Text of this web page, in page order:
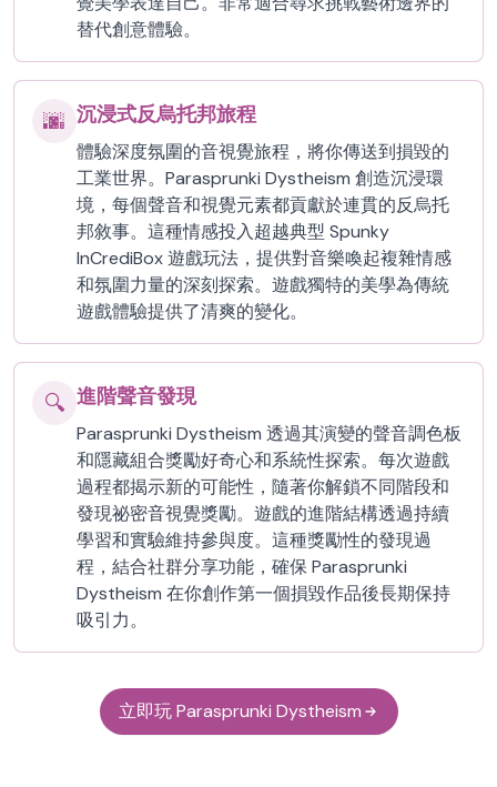
替代創意體驗。
🌆 沉浸式反烏托邦旅程
體驗深度氛圍的音視覺旅程，將你傳送到損毀的
工業世界。Parasprunki Dystheism 創造沉浸環
境，每個聲音和視覺元素都貢獻於連貫的反烏托
邦敘事。這種情感投入超越典型 Spunky
InCrediBox 遊戲玩法，提供對音樂喚起複雜情感
和氛圍力量的深刻探索。遊戲獨特的美學為傳統
遊戲體驗提供了清爽的變化。
🔍 進階聲音發現
Parasprunki Dystheism 透過其演變的聲音調色板
和隱藏組合獎勵好奇心和系統性探索。每次遊戲
過程都揭示新的可能性，隨著你解鎖不同階段和
發現祕密音視覺獎勵。遊戲的進階結構透過持續
學習和實驗維持參與度。這種獎勵性的發現過
程，結合社群分享功能，確保 Parasprunki
Dystheism 在你創作第一個損毀作品後長期保持
吸引力。
立即玩 Parasprunki Dystheism